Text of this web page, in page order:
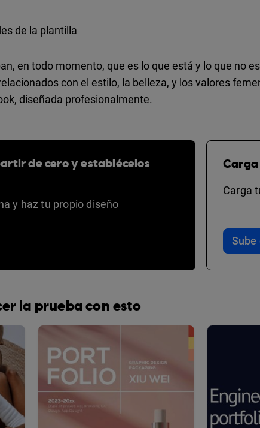
de la plantilla
en todo momento, que es lo que está y lo que no
con el estilo, la belleza, y los valores
diseñada profesionalmente.
de cero y establécelos
y haz tu propio diseño
Carga
Carga
Sube
la prueba con esto